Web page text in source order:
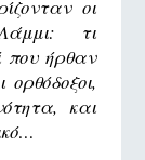
οι
τι
που ήρθαν
και